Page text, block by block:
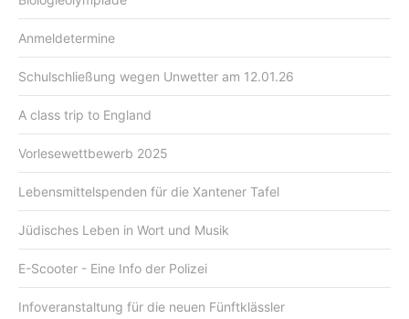
Anmeldetermine
Schulschließung wegen Unwetter am 12.01.26
A class trip to England
Vorlesewettbewerb 2025
Lebensmittelspenden für die Xantener Tafel
Jüdisches Leben in Wort und Musik
E-Scooter - Eine Info der Polizei
Infoveranstaltung für die neuen Fünftklässler